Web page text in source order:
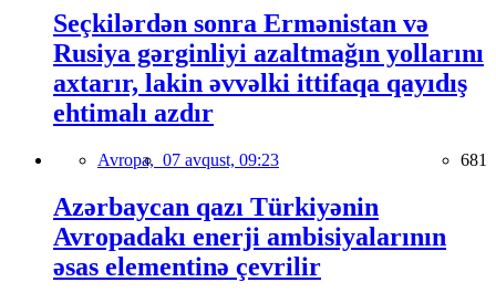
Seçkilərdən sonra Ermənistan və
Rusiya gərginliyi azaltmağın yollarını
axtarır, lakin əvvəlki ittifaqa qayıdış
ehtimalı azdır
Avropa, 07 avqust, 09:23 681
Azərbaycan qazı Türkiyənin
Avropadakı enerji ambisiyalarının
əsas elementinə çevrilir